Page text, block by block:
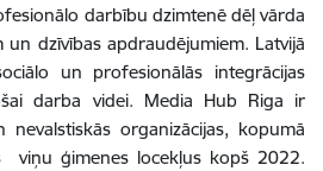
darbību dzimtenē dēļ vārda
un dzīvības apdraudējumiem. Latvijā
un profesionālās integrācijas
darba videi. Media Hub Riga ir
organizācijas, kopumā
viņu ģimenes locekļus kopš 2022.